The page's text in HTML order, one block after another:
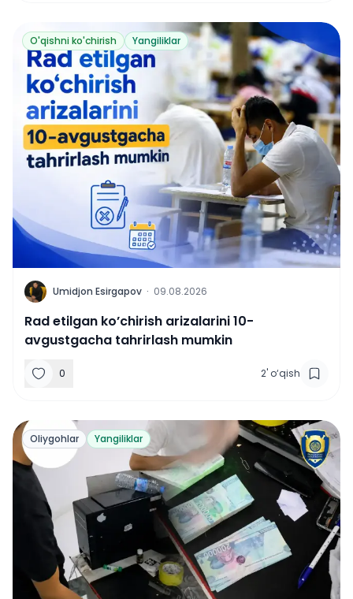
O'qishni ko'chirish Yangiliklar
U Umidjon Esirgapov · 09.08.2026
Rad etilgan ko’chirish arizalarini 10-
avgustgacha tahrirlash mumkin
0 2' o‘qish
Oliygohlar Yangiliklar